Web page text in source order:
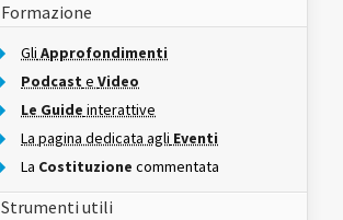
Formazione
Gli Approfondimenti
Podcast e Video
Le Guide interattive
La pagina dedicata agli Eventi
La Costituzione commentata
Strumenti utili